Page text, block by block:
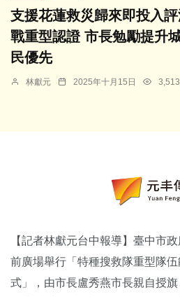
支援花蓮救災歸來即投入
戰重型認證 市長勉勵提升
民優先
林獻元 2025年十月15日
【記者林獻元台中報導】臺中市
前廣場舉行「特種搜救隊重型隊
式」，由市長盧秀燕市長親自授